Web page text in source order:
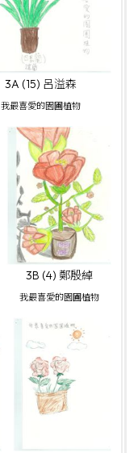
3A (15) 呂溢森
我最喜愛的園圃植物
3B (4) 鄭殷綽
我最喜愛的園圃植物